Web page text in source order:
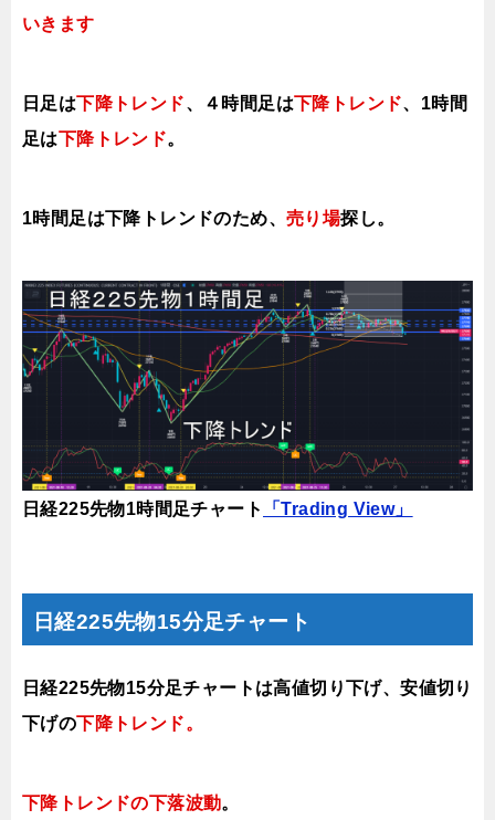
いきます
日足は下降トレンド、４時間足は下降トレンド、1時間
足は下降トレンド。
1時間足は下降トレンドのため、売り場探し。
日経225先物1時間足チャート 「Trading View」
日経225先物15分足チャート
日経225先物15分足チャートは高値切り下げ、安値切り
下げの下降トレンド。
下降トレンドの下落波動。